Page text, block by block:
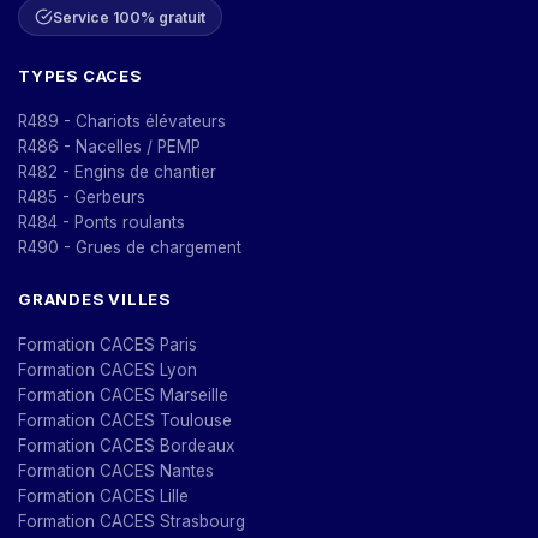
Service 100% gratuit
TYPES CACES
R489 - Chariots élévateurs
R486 - Nacelles / PEMP
R482 - Engins de chantier
R485 - Gerbeurs
R484 - Ponts roulants
R490 - Grues de chargement
GRANDES VILLES
Formation CACES Paris
Formation CACES Lyon
Formation CACES Marseille
Formation CACES Toulouse
Formation CACES Bordeaux
Formation CACES Nantes
Formation CACES Lille
Formation CACES Strasbourg